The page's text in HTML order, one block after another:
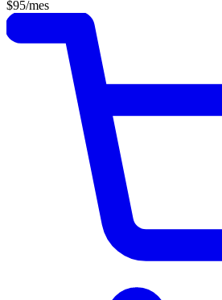
$95/mes